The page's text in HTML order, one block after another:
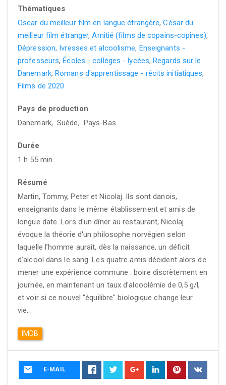
Thématiques
Oscar du meilleur film en langue étrangère,César du
meilleur film étranger,Amitié (films de copains-copines),
Dépression, Ivresses et alcoolisme, Enseignants -
professeurs, Écoles - collèges - lycées, Regards sur le
Danemark, Romans d'apprentissage - récits initiatiques,
Films de 2020
Pays de production
Danemark, Suède, Pays-Bas
Durée
1 h 55 min
Résumé
Martin, Tommy, Peter et Nicolaj. Ils sont danois,
enseignants dans le même établissement et amis de
longue date. Lors d'un dîner au restaurant, Nicolaj
évoque la théorie d'un philosophe norvégien selon
laquelle l’homme aurait, dès la naissance, un déficit
d’alcool dans le sang. Les quatre amis décident alors de
mener une expérience commune : boire discrètement en
journée, en maintenant un taux d'alcoolémie de 0,5 g/l,
et voir si ce nouvel "équilibre" biologique change leur
vie...
IMDB
E-MAIL